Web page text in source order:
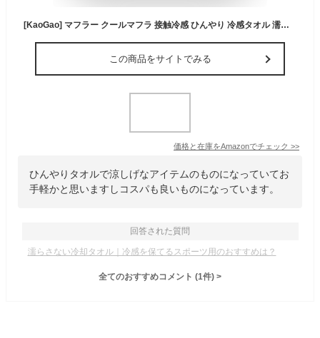
[KaoGao] マフラー クールマフラ 接触冷感 ひんやり 冷感タオル 濡らさない タオル ストール 日焼け対策 首 冷やす 清涼グッズ 酷暑対策 冷感スカーフ ネッククーラー 熱中症対策 マフラータオル 夏用-カラー3||冷感マフラー
この商品をサイトでみる
価格と在庫をAmazonでチェック >>
ひんやりタオルで涼しげなアイテムのものになっていてお
手軽かと思いますしコスパも良いものになっています。
回答された質問
濡らさない冷却タオル｜冷感を保てるスポーツ用のおすすめは？
全てのおすすめコメント (1件) >